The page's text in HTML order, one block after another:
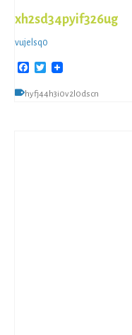
xh2sd34pyif326ug
vujelsq0
Facebook
Twitter
hyfj44h3i0v2l0dscn